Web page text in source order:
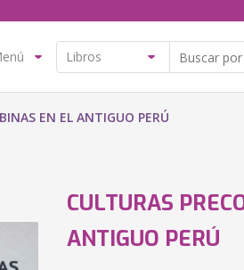
EN EL ANTIGUO PERÚ
CULTURAS
ANTIGUO PERÚ